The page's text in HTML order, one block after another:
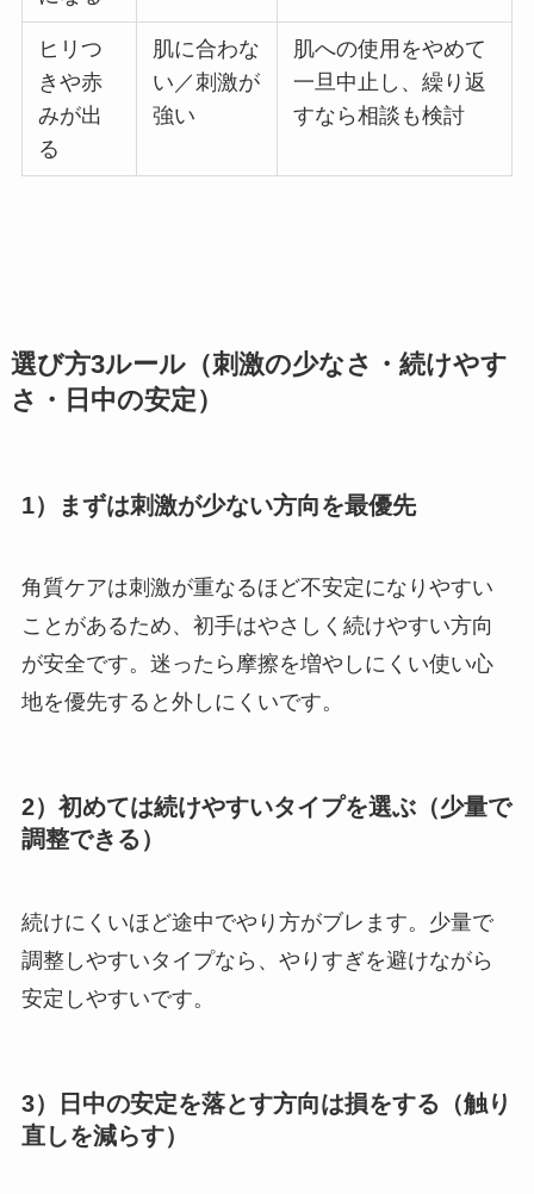
ヒリつ
きや赤
みが出
る
肌に合わな
い／刺激が
強い
肌への使用をやめて
一旦中止し、繰り返
すなら相談も検討
選び方3ルール（刺激の少なさ・続けやす
さ・日中の安定）
1）まずは刺激が少ない方向を最優先
角質ケアは刺激が重なるほど不安定になりやすい
ことがあるため、初手はやさしく続けやすい方向
が安全です。迷ったら摩擦を増やしにくい使い心
地を優先すると外しにくいです。
2）初めては続けやすいタイプを選ぶ（少量で
調整できる）
続けにくいほど途中でやり方がブレます。少量で
調整しやすいタイプなら、やりすぎを避けながら
安定しやすいです。
3）日中の安定を落とす方向は損をする（触り
直しを減らす）